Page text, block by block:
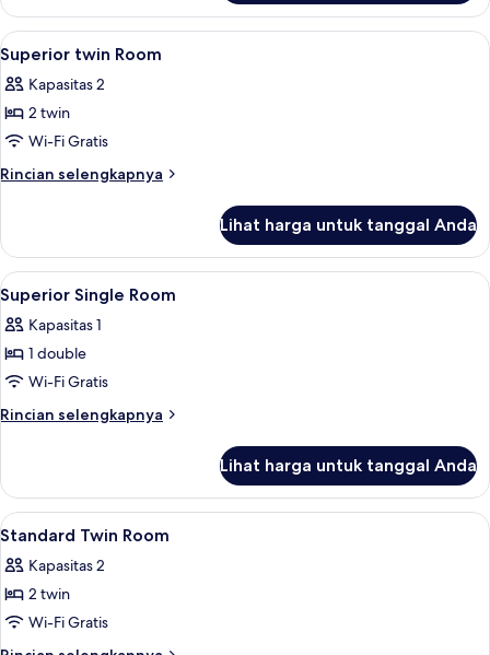
Junior
Suite
Lihat
semua
foto
untuk
Superior
twin
Seprai antialergi, brankas, tirai
5
Superior twin Room
Kapasitas 2
2 twin
Wi-Fi Gratis
Rincian selengkapnya
Rincian
Superior
twin
Room
Lihat harga untuk tanggal Anda
Lihat
semua
foto
untuk
Superior
Single
Seprai antialergi, brankas, tirai
2
Superior Single Room
Kapasitas 1
1 double
Wi-Fi Gratis
Rincian selengkapnya
Rincian
Superior
Single
Room
Lihat harga untuk tanggal Anda
Lihat
semua
foto
untuk
Standard
Twin
Seprai antialergi, brankas, tirai
6
Standard Twin Room
Kapasitas 2
2 twin
Wi-Fi Gratis